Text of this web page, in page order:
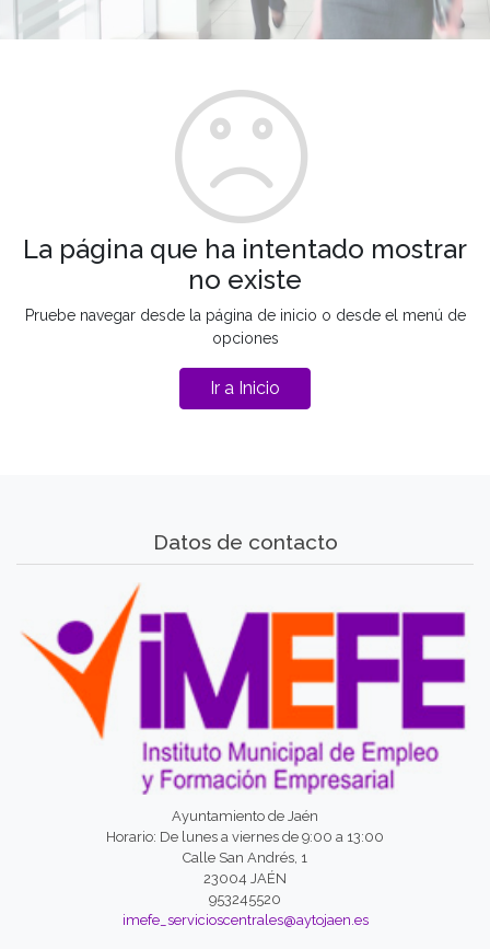
La página que ha intentado mostrar
no existe
Pruebe navegar desde la página de inicio o desde el menú de
opciones
Ir a Inicio
Datos de contacto
Ayuntamiento de Jaén
Horario: De lunes a viernes de 9:00 a 13:00
Calle San Andrés, 1
23004 JAÉN
953245520
imefe_servicioscentrales@aytojaen.es